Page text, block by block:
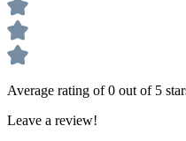
Average rating of 0 out of 5
Leave a review!